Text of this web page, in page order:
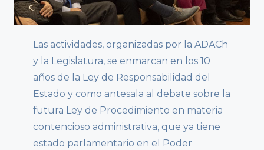
Las actividades, organizadas por la ADACh
y la Legislatura, se enmarcan en los 10
años de la Ley de Responsabilidad del
Estado y como antesala al debate sobre la
futura Ley de Procedimiento en materia
contencioso administrativa, que ya tiene
estado parlamentario en el Poder